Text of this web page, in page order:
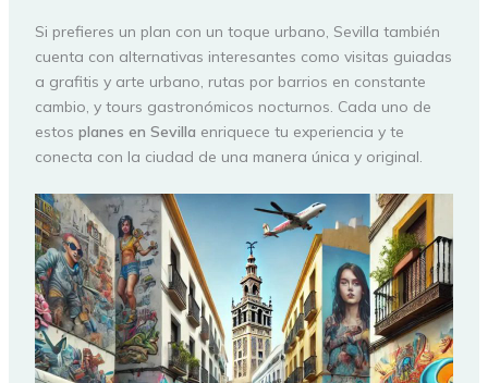
Si prefieres un plan con un toque urbano, Sevilla también
cuenta con alternativas interesantes como visitas guiadas
a grafitis y arte urbano, rutas por barrios en constante
cambio, y tours gastronómicos nocturnos. Cada uno de
estos planes en Sevilla enriquece tu experiencia y te
conecta con la ciudad de una manera única y original.